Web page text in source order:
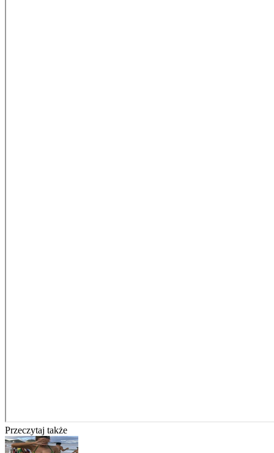
Przeczytaj także